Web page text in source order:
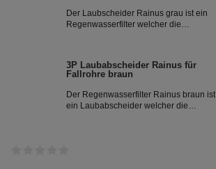
zur Zisterne erfolgt seitlich. Geeignet
für Garten und Haustechnik.
Der Laubscheider Rainus grau ist ein
Regenwasserfilter welcher die
Fallrohrfilter eignet sich bestens zur
Nachrüstung bestehender
Regenwasseranlagen.
3P Laubabscheider Rainus für
Fallrohre braun
Der Regenwasserfilter Rainus braun ist
ein Laubabscheider welcher die